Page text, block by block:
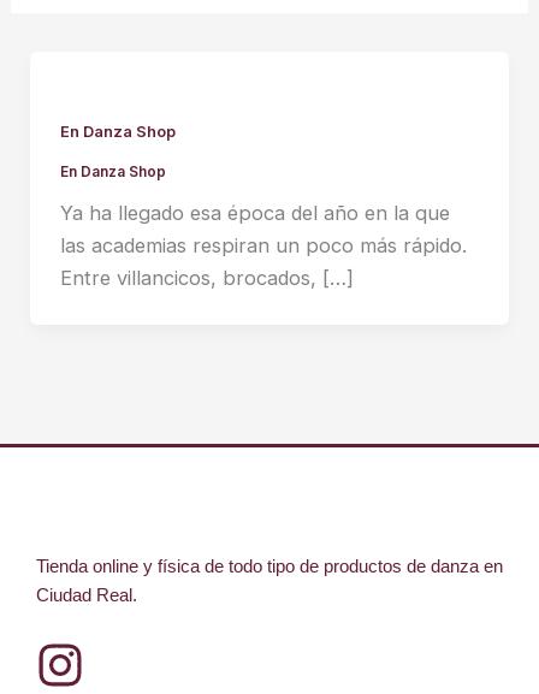
En Danza Shop
En Danza Shop
Ya ha llegado esa época del año en la que
las academias respiran un poco más rápido.
Entre villancicos, brocados, […]
Tienda online y física de todo tipo de productos de danza en
Ciudad Real.
I